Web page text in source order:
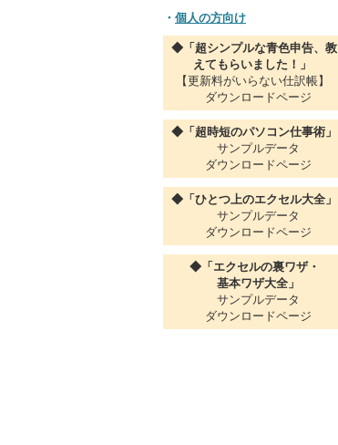
・ 個人の方向け
◆「超シンプルな青色申告、教
えてもらいました！」
【更新料がいらない仕訳帳】
ダウンロードページ
◆「超時短のパソコン仕事術」
サンプルデータ
ダウンロードページ
◆「ひとつ上のエクセル大全」
サンプルデータ
ダウンロードページ
◆「エクセルの裏ワザ・
基本ワザ大全」
サンプルデータ
ダウンロードページ